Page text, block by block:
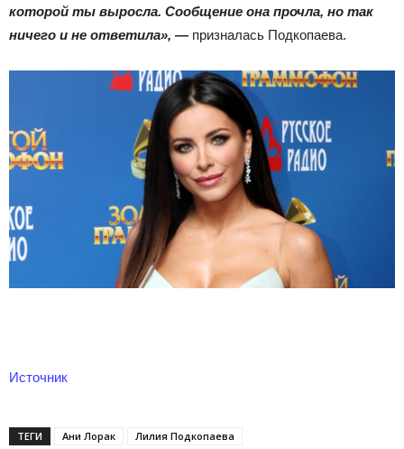
которой ты выросла. Сообщение она прочла, но так
ничего и не ответила», — призналась Подкопаева.
Источник
ТЕГИ Ани Лорак Лилия Подкопаева